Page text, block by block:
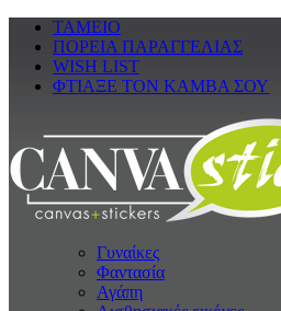
ΤΑΜΕΙΟ
ΠΟΡΕΙΑ ΠΑΡΑΓΓΕΛΙΑΣ
WISH LIST
ΦΤΙΑΞΕ ΤΟΝ ΚΑΜΒΑ ΣΟΥ
Γυναίκες
Φαντασία
Αγάπη